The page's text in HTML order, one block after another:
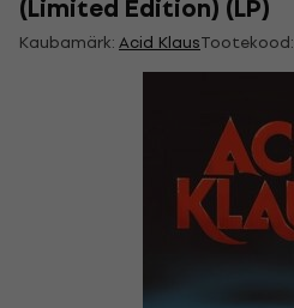
(Limited Edition) (LP)
Kaubamärk:Acid KlausTootekood: